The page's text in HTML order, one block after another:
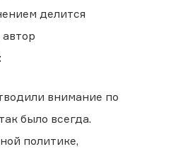
делится
автор
:
внимание по
было всегда.
политике,